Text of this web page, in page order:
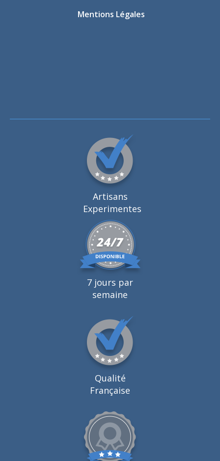
Mentions Légales
Artisans
Experimentes
7 jours par
semaine
Qualité
Française